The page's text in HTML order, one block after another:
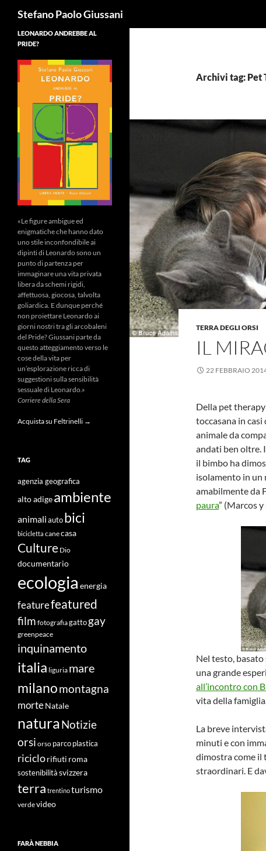
Stefano Paolo Giussani
Archivi tag: Pet
TERRA DEGLI ORSI
IL
22 FEBBRAIO
Della pet
toccasana in
animale da
andati ben oltre.
il bimbo ha
isolamento in un
amabilmente da
paura” (Marcos
Nel testo, basato
una grande
all’incontro con
vita della famiglia.
La breve
minuti e con
dimostra come il
straordinari. E
LEONARDO ANDREBBE AL
PRIDE?
«Le figure ambigue ed
enigmatiche che hanno dato
uno stile inconfondibile ai
dipinti di Leonardo sono un
punto di partenza per
immaginare una vita privata
libera da schemi rigidi,
affettuosa, giocosa, talvolta
goliardica. E dunque perché
non proiettare Leonardo ai
giorni nostri tra gli arcobaleni
del Pride? Giussani parte da
questo atteggiamento verso le
cose della vita per
un’esplorazione ricca di
suggestioni sulla sensibilità
sessuale di Leonardo.»
Corriere della Sera
Acquista su Feltrinelli →
TAG
agenzia geografica
alto adigeambiente
animali auto bici
bicicletta canecasa
Culture Dio
documentario
ecologia energia
featurefeatured
film fotografiagatto gay
greenpeace
inquinamento
italia liguria mare
milanomontagna
morteNatale
naturaNotizie
orsi orso parco plastica
riciclorifiuti roma
sostenibilità svizzera
terra trentinoturismo
verdevideo
FARÀ NEBBIA